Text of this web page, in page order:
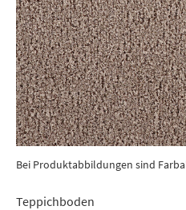
Bei Produktabbildungen sind
Teppichboden